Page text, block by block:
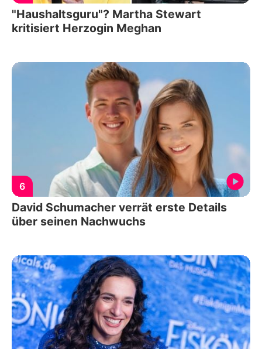
"Haushaltsguru"? Martha Stewart
kritisiert Herzogin Meghan
6
David Schumacher verrät erste Details
über seinen Nachwuchs